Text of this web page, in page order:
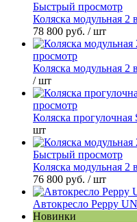
Быстрый просмотр
Коляска модульная 2
78 800 руб. / шт
просмотр
Коляска модульная 2
/ шт
просмотр
Коляска
шт
Быстрый просмотр
Коляска модульная 2
76 800 руб. / шт
Автокресло Peppy
Новинки